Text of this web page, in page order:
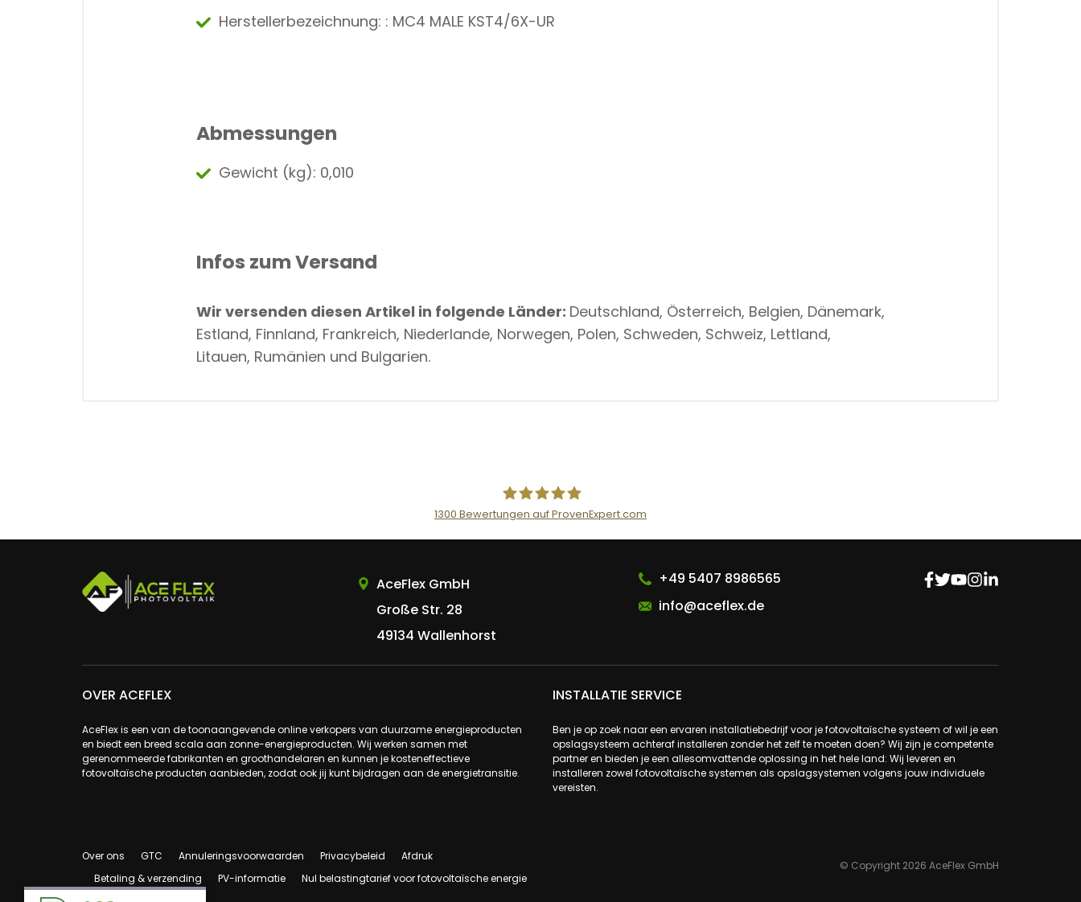
Herstellerbezeichnung: : MC4 MALE KST4/6X-UR
Abmessungen
Gewicht (kg): 0,010
Infos zum Versand
Wir versenden diesen Artikel in folgende Länder: Deutschland, Österreich, Belgien, Dänemark,
Estland, Finnland, Frankreich, Niederlande, Norwegen, Polen, Schweden, Schweiz, Lettland,
Litauen, Rumänien und Bulgarien.
AceFlex GmbH
1300 Bewertungen auf ProvenExpert.com
AceFlex GmbH
Große Str. 28
49134 Wallenhorst
+49 5407 8986565
info@aceflex.de
OVER ACEFLEX
AceFlex is een van de toonaangevende online verkopers van duurzame energieproducten
en biedt een breed scala aan zonne-energieproducten. Wij werken samen met
gerenommeerde fabrikanten en groothandelaren en kunnen je kosteneffectieve
fotovoltaïsche producten aanbieden, zodat ook jij kunt bijdragen aan de energietransitie.
INSTALLATIE SERVICE
Ben je op zoek naar een ervaren installatiebedrijf voor je fotovoltaïsche systeem of wil je een
opslagsysteem achteraf installeren zonder het zelf te moeten doen? Wij zijn je competente
partner en bieden je een allesomvattende oplossing in het hele land: Wij leveren en
installeren zowel fotovoltaïsche systemen als opslagsystemen volgens jouw individuele
vereisten.
Over ons GTC Annuleringsvoorwaarden Privacybeleid
Afdruk
Betaling & verzending
PV-informatie Nul belastingtarief voor fotovoltaïsche energie
© Copyright 2026 AceFlex GmbH